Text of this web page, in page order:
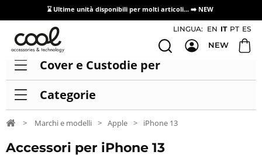
⌛ Ultime unità disponibili per molti articoli... ➡️ NEW
Accesso/registrazione distributori
LINGUA: EN IT PT ES
NEW
Cover e Custodie per
Categorie
> Marchi e modelli > Apple > iPhone 13
Accessori per iPhone 13